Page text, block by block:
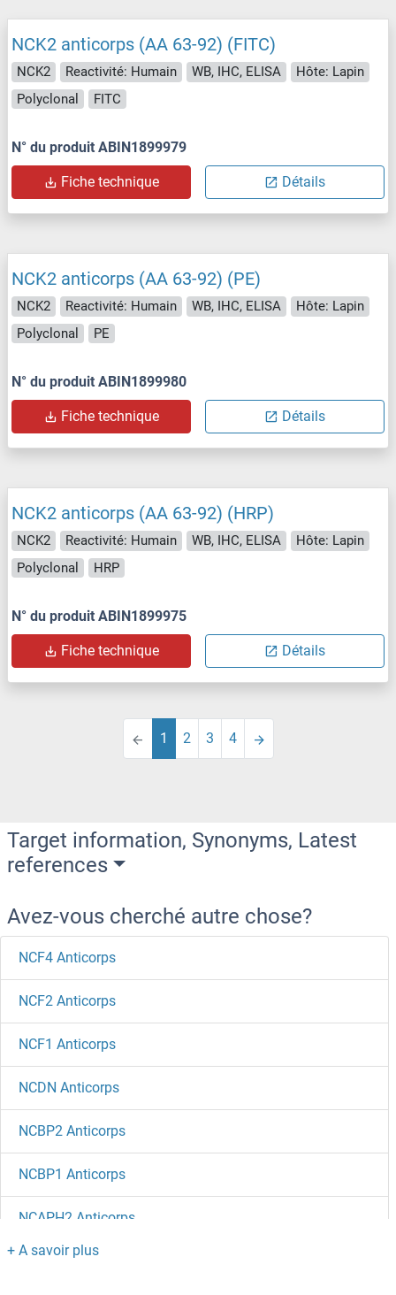
NCK2 anticorps (AA 63-92) (FITC)
NCK2 Reactivité: Humain WB, IHC, ELISA
Hôte: Lapin
Polyclonal
FITC
N° du produit ABIN1899979
Fiche technique Détails
NCK2 anticorps (AA 63-92) (PE)
NCK2 Reactivité: Humain WB, IHC, ELISA
Hôte: Lapin
Polyclonal
PE
N° du produit ABIN1899980
Fiche technique Détails
NCK2 anticorps (AA 63-92) (HRP)
NCK2 Reactivité: Humain WB, IHC, ELISA
Hôte: Lapin
Polyclonal
HRP
N° du produit ABIN1899975
Fiche technique Détails
1 2 3 4
Target information, Synonyms, Latest
references
Avez-vous cherché autre chose?
NCF4 Anticorps
NCF2 Anticorps
NCF1 Anticorps
NCDN Anticorps
NCBP2 Anticorps
NCBP1 Anticorps
NCAPH2 Anticorps
NCAPH Anticorps